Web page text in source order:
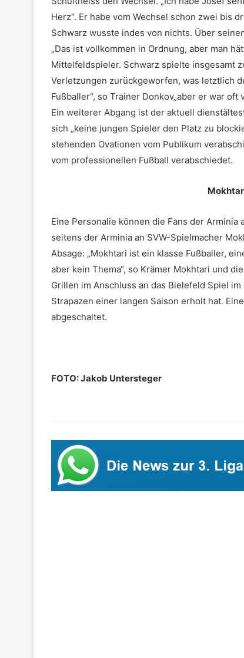
Herz“. Er habe vom Wechsel schon zwei bis
Schwarz wusste indes von nichts. Über
„Das ist vollkommen in Ordnung, aber man
Mittelfeldspieler. Schwarz spielte insgesamt
Verletzungen zurückgeworfen, was letztlich
Fußballer“, so Trainer Donkov„aber er war
Ein weiterer Abgang ist der aktuell
sich „keine jungen Spieler den Platz zu
stehenden Ovationen vom Publikum
vom professionellen Fußball verabschiedet.
Eine Personalie können die Fans der
seitens der Arminia an SVW-Spielmacher
Absage: „Mokhtari ist ein klasse Fußballer,
aber kein Thema“, so Krämer Mokhtari und
Grillen im Anschluss an das Bielefeld Spiel
Strapazen einer langen Saison erholt hat.
abgeschaltet.
FOTO: Jakob Untersteger